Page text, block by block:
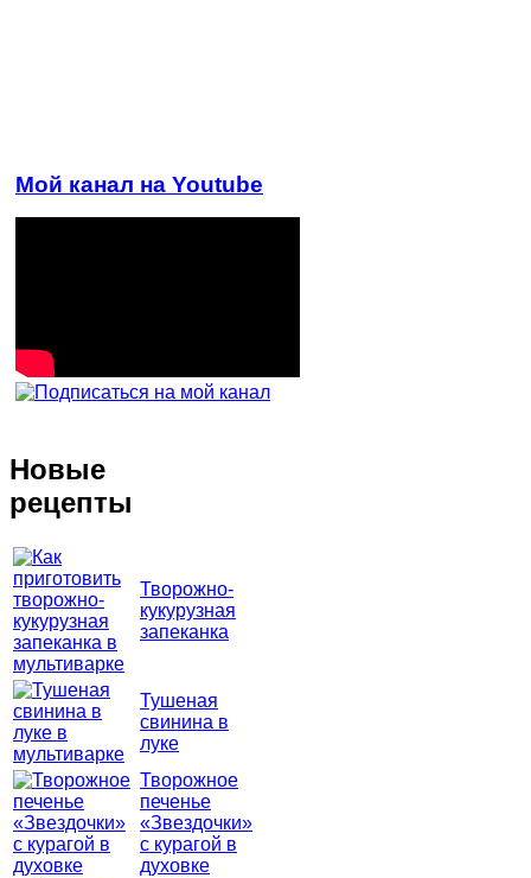
Мой канал на Youtube
Новые
рецепты
Творожно-
кукурузная
запеканка
Тушеная
свинина в
луке
Творожное
печенье
«Звездочки»
с курагой в
духовке